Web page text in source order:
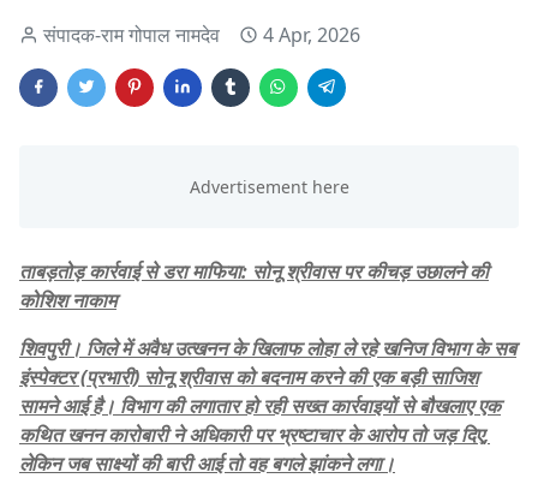
संपादक-राम गोपाल नामदेव 4 Apr, 2026
ताबड़तोड़ कार्रवाई से डरा माफिया: सोनू श्रीवास पर कीचड़ उछालने की
कोशिश नाकाम
शिवपुरी। जिले में अवैध उत्खनन के खिलाफ लोहा ले रहे खनिज विभाग के सब
इंस्पेक्टर (प्रभारी) सोनू श्रीवास को बदनाम करने की एक बड़ी साजिश
सामने आई है। विभाग की लगातार हो रही सख्त कार्रवाइयों से बौखलाए एक
कथित खनन कारोबारी ने अधिकारी पर भ्रष्टाचार के आरोप तो जड़ दिए,
लेकिन जब साक्ष्यों की बारी आई तो वह बगले झांकने लगा।